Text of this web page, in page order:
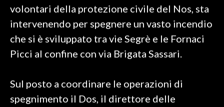
ALTRI SPORT
CULTURA
SPETTACOLI
SALUTE
volontari della protezione civile del Nos, sta
intervenendo per spegnere un vasto incendio
che si è sviluppato tra vie Segrè e le Fornaci
Picci al confine con via Brigata Sassari.
Sul posto a coordinare le operazioni di
spegnimento il Dos, il direttore delle